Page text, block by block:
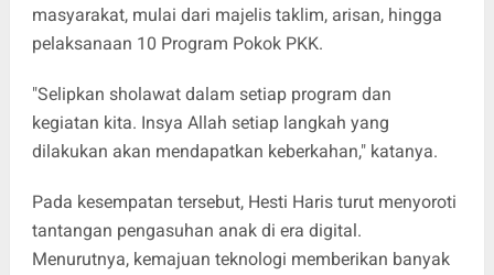
masyarakat, mulai dari majelis taklim, arisan, hingga
pelaksanaan 10 Program Pokok PKK.
"Selipkan sholawat dalam setiap program dan
kegiatan kita. Insya Allah setiap langkah yang
dilakukan akan mendapatkan keberkahan," katanya.
Pada kesempatan tersebut, Hesti Haris turut menyoroti
tantangan pengasuhan anak di era digital.
Menurutnya, kemajuan teknologi memberikan banyak